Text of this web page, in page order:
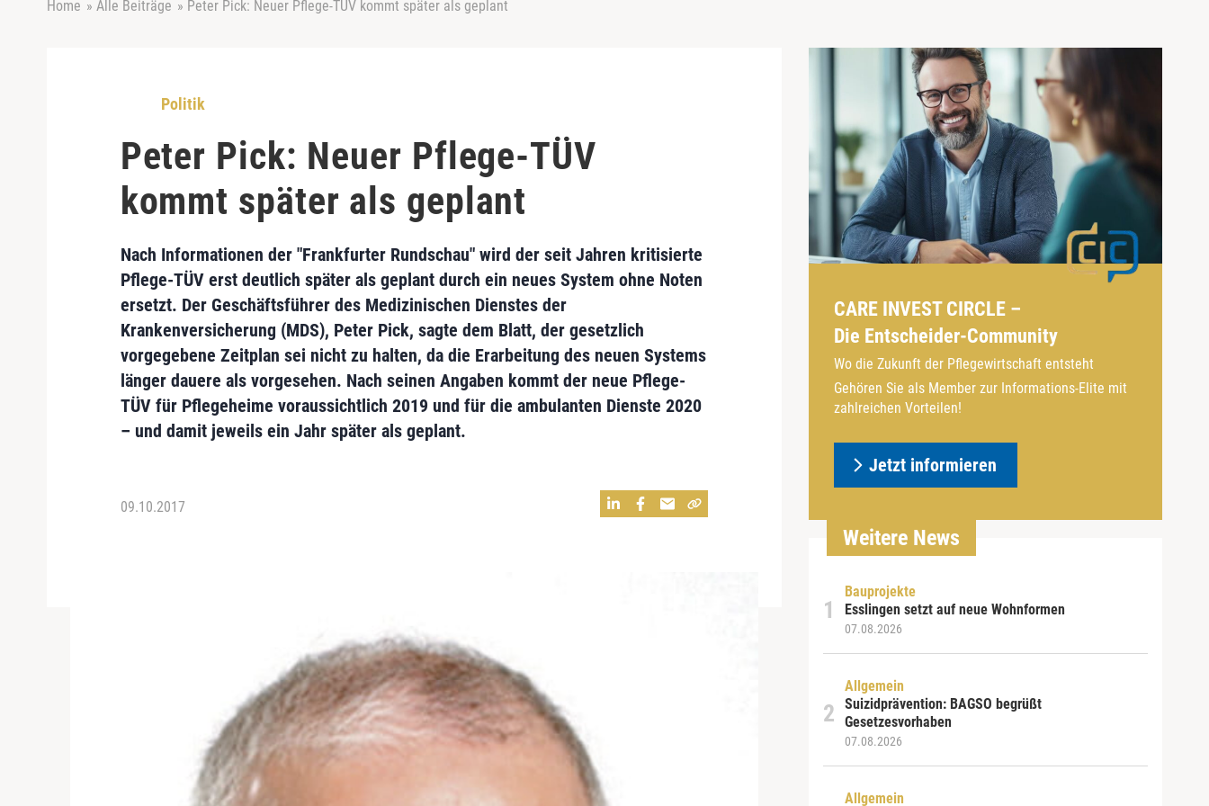
Home » Alle Beiträge » Peter Pick: Neuer Pflege-TÜV kommt später als geplant
Politik
Peter Pick: Neuer Pflege-TÜV
kommt später als geplant
Nach Informationen der "Frankfurter Rundschau" wird der seit Jahren kritisierte
Pflege-TÜV erst deutlich später als geplant durch ein neues System ohne Noten
ersetzt. Der Geschäftsführer des Medizinischen Dienstes der
Krankenversicherung (MDS), Peter Pick, sagte dem Blatt, der gesetzlich
vorgegebene Zeitplan sei nicht zu halten, da die Erarbeitung des neuen Systems
länger dauere als vorgesehen. Nach seinen Angaben kommt der neue Pflege-
TÜV für Pflegeheime voraussichtlich 2019 und für die ambulanten Dienste 2020
– und damit jeweils ein Jahr später als geplant.
09.10.2017
CARE INVEST CIRCLE –
Die Entscheider-Community
Wo die Zukunft der Pflegewirtschaft entsteht
Gehören Sie als Member zur Informations-Elite mit
zahlreichen Vorteilen!
Jetzt informieren
Weitere News
Bauprojekte
Esslingen setzt auf neue Wohnformen
07.08.2026
Allgemein
Suizidprävention: BAGSO begrüßt
Gesetzesvorhaben
07.08.2026
Allgemein